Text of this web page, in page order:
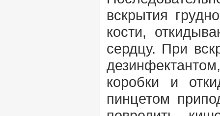
вскрытия
кости,
сердцу. При
коробки и
пинцетом